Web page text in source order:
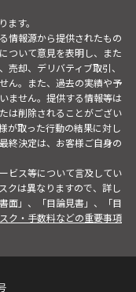
す。
情報源から提供されたもの
ついて意見を表明し、また
却、デリバティブ取引、
ん。また、過去の実績や予
ません。提供する情報等は
は削除されることがござい
が取った行動の結果に対し
終決定は、お客様ご自身の
ビス等について言及してい
クは異なりますので、詳し
面」、「目論見書」、「目
ク・手数料などの重要事項